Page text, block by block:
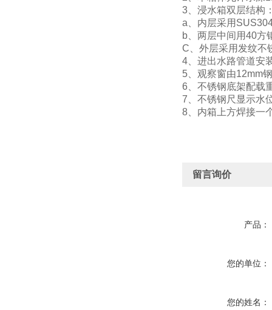
3、浸水箱双层结构
a、内层采用
b、两层中间用40方
C、外层采用发纹不
4、进出水路管道安
5、观察窗由12mm
6、不锈钢底架配载
7、不锈钢尺显示水
8、内箱上方焊接一
留言询价
产品：
您的单位：
您的姓名：